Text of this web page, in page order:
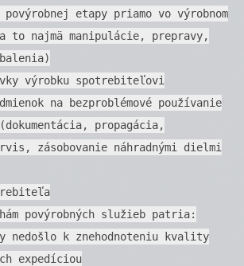
etapy priamo vo výrobnom
to najmä manipulácie, prepravy,
výrobku spotrebiteľovi
na bezproblémové používanie
propagácia,
zásobovanie náhradnými dielmi
povýrobných služieb patria:
nedošlo k znehodnoteniu kvality
expedíciou